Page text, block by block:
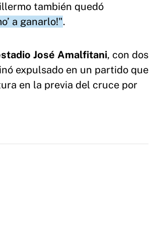
también quedó
a ganarlo!".
José Amalfitani, con dos
expulsado en un partido que
en la previa del cruce por